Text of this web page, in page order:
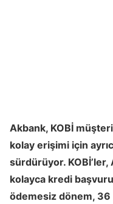
Akbank, KOBİ
kolay erişimi için
sürdürüyor.
kolayca kredi
ödemesiz dönem, 36